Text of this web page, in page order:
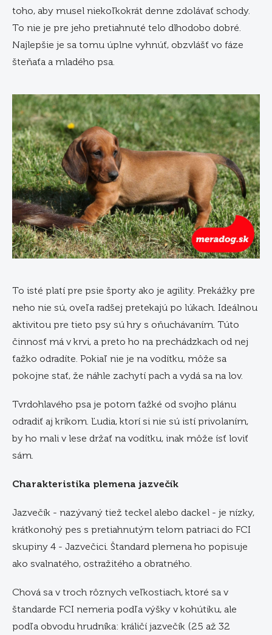
toho, aby musel niekoľkokrát denne zdolávať schody.
To nie je pre jeho pretiahnuté telo dlhodobo dobré.
Najlepšie je sa tomu úplne vyhnúť, obzvlášť vo fáze
šteňaťa a mladého psa.
To isté platí pre psie športy ako je agility. Prekážky pre
neho nie sú, oveľa radšej pretekajú po lúkach. Ideálnou
aktivitou pre tieto psy sú hry s oňuchávaním. Túto
činnosť má v krvi, a preto ho na prechádzkach od nej
ťažko odradíte. Pokiaľ nie je na vodítku, môže sa
pokojne stať, že náhle zachytí pach a vydá sa na lov.
Tvrdohlavého psa je potom ťažké od svojho plánu
odradiť aj krikom. Ľudia, ktorí si nie sú istí privolaním,
by ho mali v lese držať na vodítku, inak môže ísť loviť
sám.
Charakteristika plemena jazvečík
Jazvečík - nazývaný tiež teckel alebo dackel - je nízky,
krátkonohý pes s pretiahnutým telom patriaci do FCI
skupiny 4 - Jazvečici. Štandard plemena ho popisuje
ako svalnatého, ostražitého a obratného.
Chová sa v troch rôznych veľkostiach, ktoré sa v
štandarde FCI nemeria podľa výšky v kohútiku, ale
podľa obvodu hrudníka: králičí jazvečík (25 až 32